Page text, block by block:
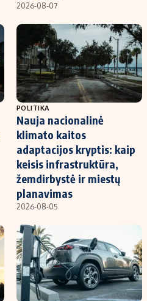
2026-08-07
POLITIKA
Nauja nacionalinė
klimato kaitos
adaptacijos kryptis: kaip
keisis infrastruktūra,
žemdirbystė ir miestų
planavimas
2026-08-05